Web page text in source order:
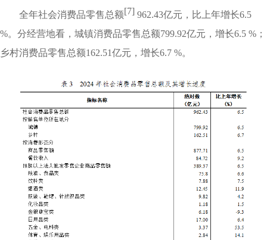
全年社会消费品零售总额[7] 962.43亿元，比上年增长6.5
%。分经营地看，城镇消费品零售总额799.92亿元，增长6.5 %；
乡村消费品零售总额162.51亿元，增长6.7 %。